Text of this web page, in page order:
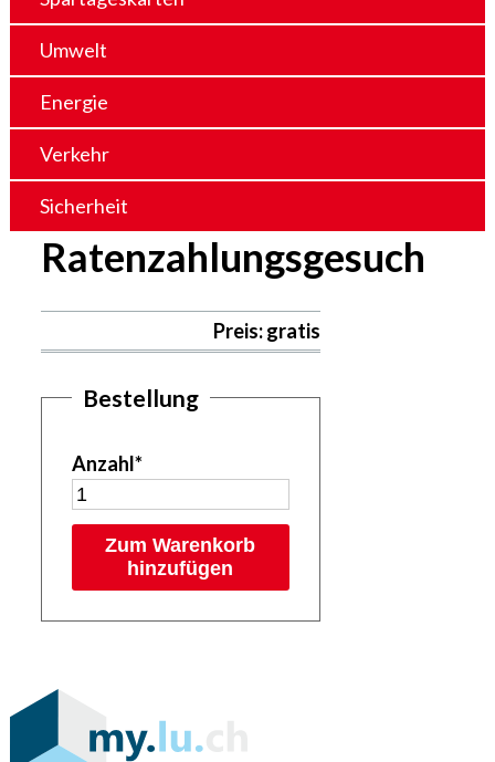
Umwelt
Energie
Verkehr
Sicherheit
Ratenzahlungsgesuch
Preis: gratis
Bestellung
Anzahl*
Zum Warenkorb
hinzufügen